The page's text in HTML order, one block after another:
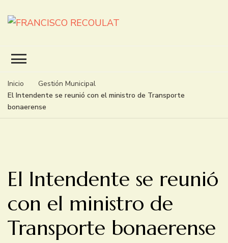
Inicio
Gestión Municipal
El Intendente se reunió con el ministro de Transporte
bonaerense
El Intendente se reunió
con el ministro de
Transporte bonaerense